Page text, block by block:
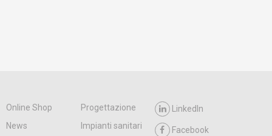
Online Shop
Progettazione
News
Impianti sanitari
LinkedIn
Facebook